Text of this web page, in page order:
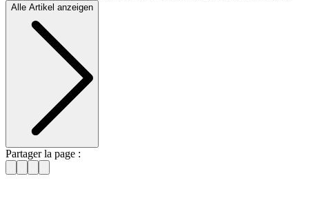
Alle Artikel anzeigen
Partager la page :